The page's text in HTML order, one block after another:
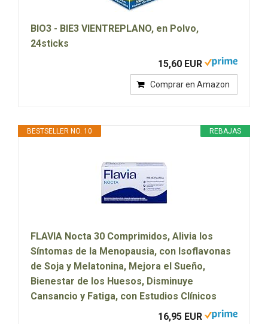
BIO3 - BIE3 VIENTREPLANO, en Polvo,
24sticks
15,60 EUR
Comprar en Amazon
REBAJAS
BESTSELLER NO. 10
FLAVIA Nocta 30 Comprimidos, Alivia los
Síntomas de la Menopausia, con Isoflavonas
de Soja y Melatonina, Mejora el Sueño,
Bienestar de los Huesos, Disminuye
Cansancio y Fatiga, con Estudios Clínicos
16,95 EUR